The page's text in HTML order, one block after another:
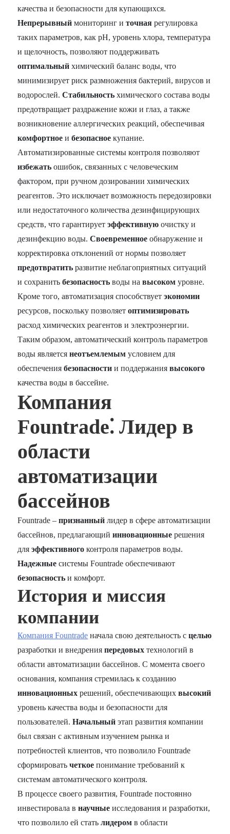
качества и безопасности для купающихся.
Непрерывный мониторинг иточная регулировка
таких параметров, как pH, уровень хлора, температура
и щелочность, позволяют поддерживать
оптимальный химический баланс воды, что
минимизирует риск размножения бактерий, вирусов и
водорослей.Стабильность химического состава воды
предотвращает раздражение кожи и глаз, а также
возникновение аллергических реакций, обеспечивая
комфортное ибезопасное купание.
Автоматизированные системы контроля позволяют
избежать ошибок, связанных с человеческим
фактором, при ручном дозировании химических
реагентов. Это исключает возможность передозировки
или недостаточного количества дезинфицирующих
средств, что гарантируетэффективную очистку и
дезинфекцию воды.Своевременное обнаружение и
корректировка отклонений от нормы позволяет
предотвратить развитие неблагоприятных ситуаций
и сохранитьбезопасность воды навысоком уровне.
Кроме того, автоматизация способствуетэкономии
ресурсов, поскольку позволяетоптимизировать
расход химических реагентов и электроэнергии.
Таким образом, автоматический контроль параметров
воды являетсянеотъемлемым условием для
обеспечениябезопасности и поддержаниявысокого
качества воды в бассейне.
Компания
Fountrade⁚ Лидер в
области
автоматизации
бассейнов
Fountrade –признанный лидер в сфере автоматизации
бассейнов, предлагающийинновационные решения
дляэффективного контроля параметров воды.
Надежные системы Fountrade обеспечивают
безопасность и комфорт.
История и миссия
компании
Компания Fountrade начала свою деятельность сцелью
разработки и внедренияпередовых технологий в
области автоматизации бассейнов. С момента своего
основания, компания стремилась к созданию
инновационных решений, обеспечивающихвысокий
уровень качества воды и безопасности для
пользователей.Начальный этап развития компании
был связан с активным изучением рынка и
потребностей клиентов, что позволило Fountrade
сформироватьчеткое понимание требований к
системам автоматического контроля.
В процессе своего развития, Fountrade постоянно
инвестировала внаучные исследования и разработки,
что позволило ей статьлидером в области